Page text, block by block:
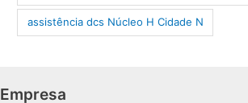
assistência dcs Núcleo H Cidade N
Empresa